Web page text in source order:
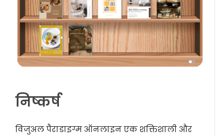
निष्कर्ष
विजुअल पैराडाइग्म ऑनलाइन एक शक्तिशाली और